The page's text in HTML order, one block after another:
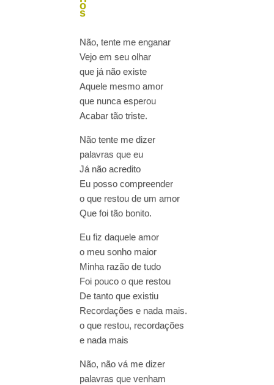
o
s
Não, tente me enganar
Vejo em seu olhar
que já não existe
Aquele mesmo amor
que nunca esperou
Acabar tão triste.
Não tente me dizer
palavras que eu
Já não acredito
Eu posso compreender
o que restou de um amor
Que foi tão bonito.
Eu fiz daquele amor
o meu sonho maior
Minha razão de tudo
Foi pouco o que restou
De tanto que existiu
Recordações e nada mais.
o que restou, recordações
e nada mais
Não, não vá me dizer
palavras que venham